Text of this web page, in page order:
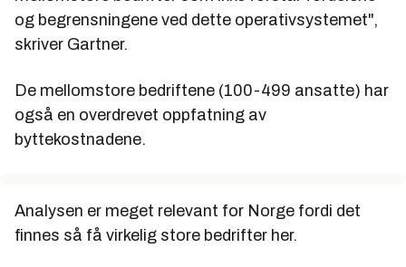
og begrensningene ved dette operativsystemet",
skriver Gartner.
De mellomstore bedriftene (100-499 ansatte) har
også en overdrevet oppfatning av
byttekostnadene.
Analysen er meget relevant for Norge fordi det
finnes så få virkelig store bedrifter her.